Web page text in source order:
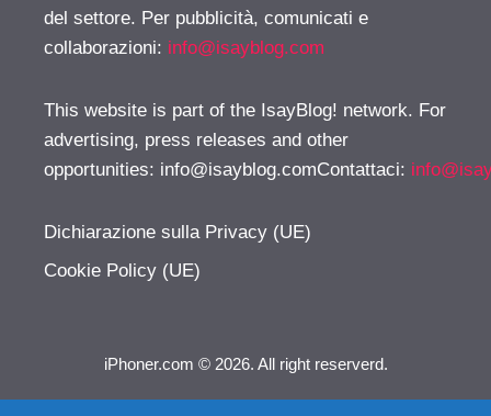
del settore. Per pubblicità, comunicati e
collaborazioni: info@isayblog.com
This website is part of the IsayBlog! network. For
advertising, press releases and other
opportunities: info@isayblog.comContattaci:
Dichiarazione sulla Privacy (UE)
Cookie Policy (UE)
iPhoner.com © 2026. All right reserverd.